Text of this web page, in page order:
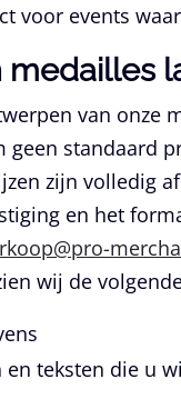
voor events
medailles
van onze
geen standaard
zijn volledig
en het
wij de
en teksten die u